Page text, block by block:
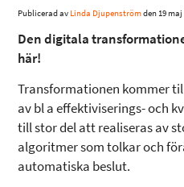
Publicerad av Linda Djupenströmden19 maj
Den digitala
här!
Transformationen kommer
av bl a effektiviserings- och
till stor del att realiseras av
algoritmer som tolkar och
automatiska beslut.